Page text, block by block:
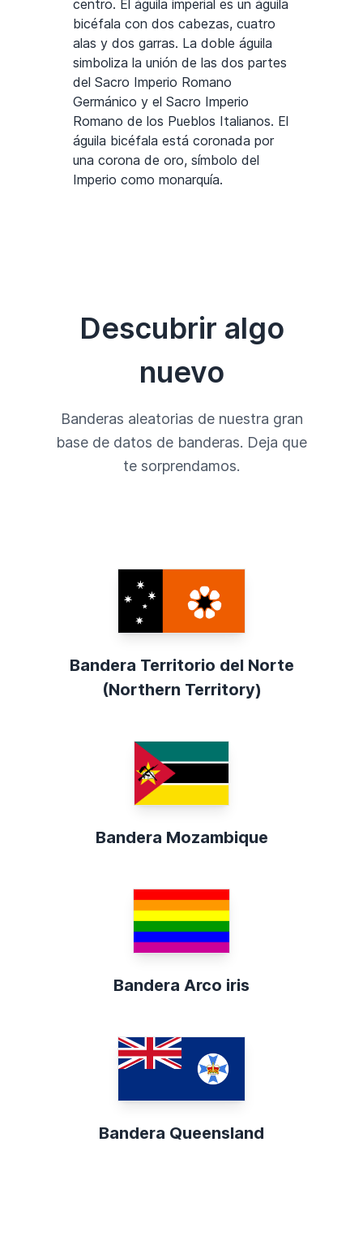
centro. El águila imperial es un águila
bicéfala con dos cabezas, cuatro
alas y dos garras. La doble águila
simboliza la unión de las dos partes
del Sacro Imperio Romano
Germánico y el Sacro Imperio
Romano de los Pueblos Italianos. El
águila bicéfala está coronada por
una corona de oro, símbolo del
Imperio como monarquía.
Descubrir algo
nuevo
Banderas aleatorias de nuestra gran
base de datos de banderas. Deja que
te sorprendamos.
Bandera Territorio del Norte
(Northern Territory)
Bandera Mozambique
Bandera Arco iris
Bandera Queensland